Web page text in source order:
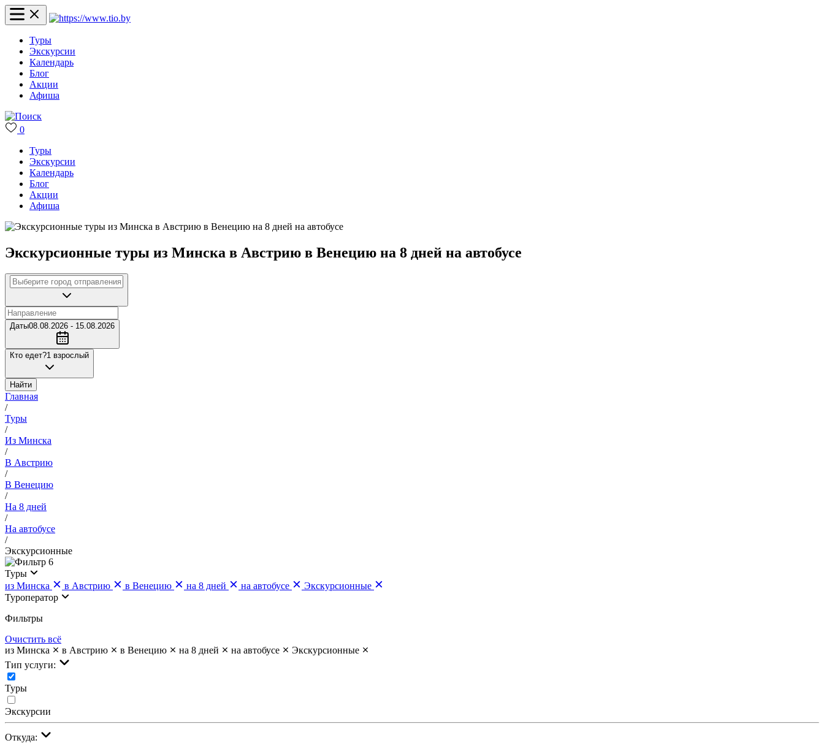
Туры
Экскурсии
Календарь
Блог
Акции
Афиша
0
Туры
Экскурсии
Календарь
Блог
Акции
Афиша
Экскурсионные туры из Минска в Австрию в Венецию на 8 дней на автобусе
Даты08.08.2026 - 15.08.2026
Кто едет?1 взрослый
Найти
Главная
/
Туры
/
Из Минска
/
В Австрию
/
В Венецию
/
На 8 дней
/
На автобусе
/
Экскурсионные
6
Туры
из Минска
в Австрию в Венецию на 8 дней на автобусе
Экскурсионные
Туроператор
Фильтры
Очистить всё
из Минска
в Австрию в Венецию на 8 дней на автобусе
Экскурсионные
Тип услуги:
Туры
Экскурсии
Откуда: